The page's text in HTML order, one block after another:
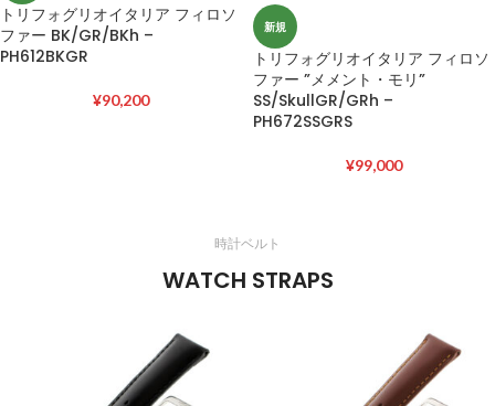
トリフォグリオイタリア フィロソ
ファー BK/GR/BKh –
PH612BKGR
¥90,200
新規
トリフォグリオイタリア フィロソ
ファー ”メメント・モリ”
SS/SkullGR/GRh –
PH672SSGRS
¥99,000
時計ベルト
WATCH STRAPS